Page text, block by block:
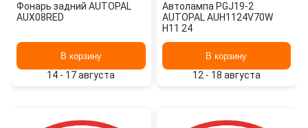
Фонарь задний AUTOPAL
AUX08RED
В корзину
14 - 17 августа
Автолампа PGJ19-2
AUTOPAL AUH1124V70W
H11 24
В корзину
12 - 18 августа